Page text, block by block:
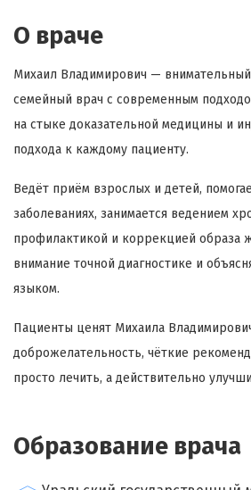
О враче
Михаил Владимирович —
семейный врач с современным
на стыке доказательной медицины и
подхода к каждому пациенту.
Ведёт приём взрослых и детей,
заболеваниях, занимается ведением
профилактикой и коррекцией образа
внимание точной диагностике и
языком.
Пациенты ценят Михаила
доброжелательность, чёткие
просто лечить, а действительно
Образование врача